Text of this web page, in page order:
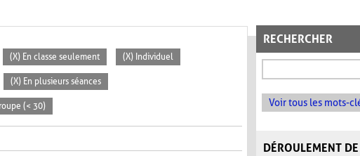
RECHERCHER
Voir tous les mots-
DÉROULEMENT
(X) En classe seulement (X) Individuel
(X) En plusieurs séances
(< 30)